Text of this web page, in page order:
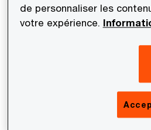
de personnaliser les
votre expérience.